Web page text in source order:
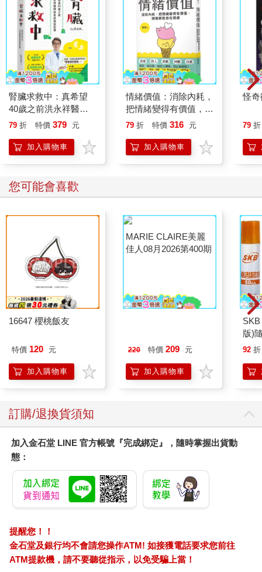
腎臟求救中：真希望
40歲之前洪永祥醫師
就告訴我這些事
79 折 特價 379 元
加入購物車
情緒價值：消除內耗，
把情緒變得有價值，跟
誰都能自在相處
79 折 特價 316 元
加入購物車
怪
79 折
您可能會喜歡
16647 櫻桃飯友
特價 120 元
加入購物車
220 特價 209 元
加入購物車
版)
92 折
訂購/退換貨須知
加入金石堂 LINE 官方帳號『完成綁定』，隨時掌握出貨動
態：
提醒您！！
金石堂及銀行均不會請您操作ATM! 如接獲電話要求您前往
ATM提款機，請不要聽從指示，以免受騙上當！